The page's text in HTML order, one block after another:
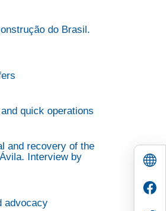
do Brasil.
quick operations
and recovery of the
Interview by
advocacy